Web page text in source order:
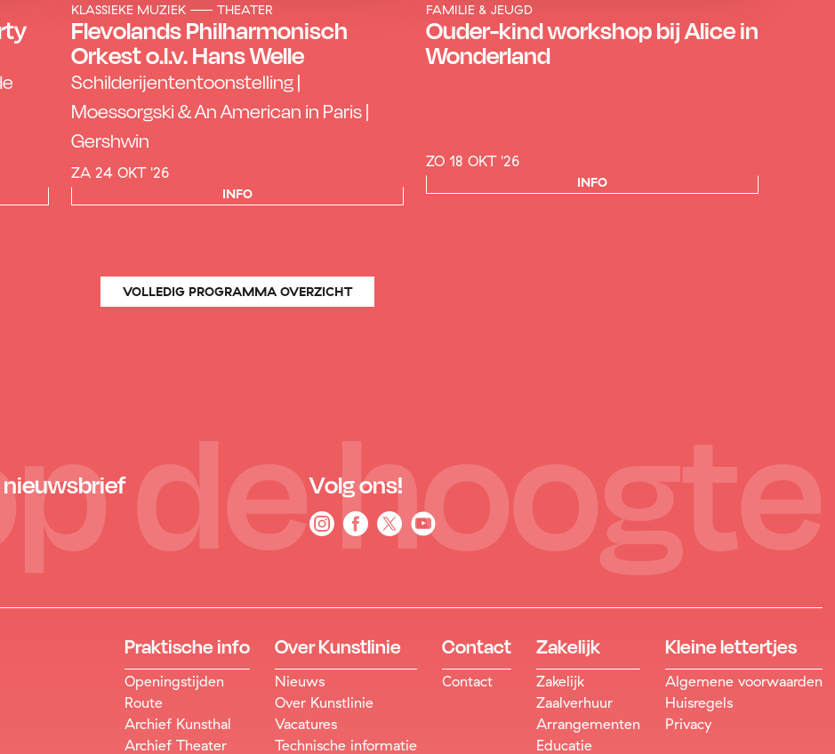
KLASSIEKE MUZIEK THEATER
Flevolands Philharmonisch
Orkest o.l.v. Hans Welle
Schilderijententoonstelling |
Moessorgski & An American in Paris |
Gershwin
ZA 24 OKT '26
INFO
FAMILIE & JEUGD
Ouder-kind workshop bij Alice in
Wonderland
ZO 18 OKT '26
INFO
VOLLEDIG PROGRAMMA OVERZICHT
de hoogte
nieuwsbrief Volg ons!
Praktische info
Openingstijden
Route
Archief Kunsthal
Archief Theater
Over Kunstlinie
Nieuws
Over Kunstlinie
Vacatures
Technische informatie
Contact
Contact
Zakelijk
Zakelijk
Zaalverhuur
Arrangementen
Educatie
Kleine lettertjes
Algemene voorwaarden
Huisregels
Privacy